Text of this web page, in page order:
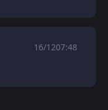
16/1207:48